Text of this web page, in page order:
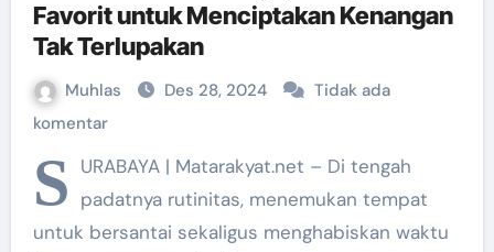
Favorit untuk Menciptakan Kenangan
Tak Terlupakan
Muhlas Des 28, 2024
Tidak ada
komentar
S URABAYA | Matarakyat.net – Di tengah
padatnya rutinitas, menemukan tempat
untuk bersantai sekaligus menghabiskan waktu